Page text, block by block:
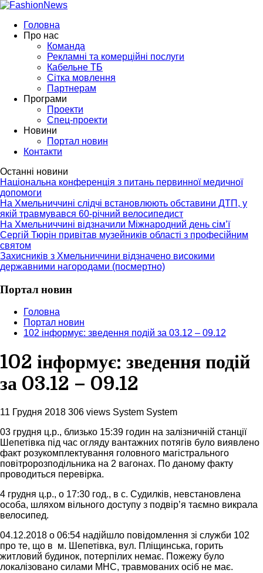
Головна
Про нас
Команда
Рекламні та комерційні послуги
Кабельне ТБ
Сітка мовлення
Партнерам
Програми
Проекти
Спец-проекти
Новини
Портал новин
Контакти
Останні новини
Національна конференція з питань первинної медичної
допомоги
На Хмельниччині слідчі встановлюють обставини ДТП, у
якій травмувався 60-річний велосипедист
На Хмельниччині відзначили Міжнародний день сім’ї
Сергій Тюрін привітав музейників області з професійним
святом
Захисників з Хмельниччини відзначено високими
державними нагородами (посмертно)
Портал новин
Головна
Портал новин
102 інформує: зведення подій за 03.12 – 09.12
102 інформує: зведення подій
за 03.12 – 09.12
11 Грудня 2018 306 views System System
03 грудня ц.р., близько 15:39 годин на залізничній станції
Шепетівка під час огляду вантажних потягів було виявлено
факт розукомплектування головного магістрального
повітророзподільника на 2 вагонах. По даному факту
проводиться перевірка.
4 грудня ц.р., о 17:30 год., в с. Судилків, невстановлена
особа, шляхом вільного доступу з подвір’я таємно викрала
велосипед.
04.12.2018 о 06:54 надійшло повідомлення зі служби 102
про те, що в м. Шепетівка, вул. Пліщинська, горить
житловий будинок, потерпілих немає. Пожежу було
локалізовано силами МНС, травмованих осіб не має.